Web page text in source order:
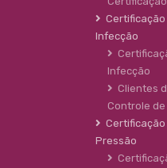
Infecção
Infecção
Clientes
Controle
Pressão